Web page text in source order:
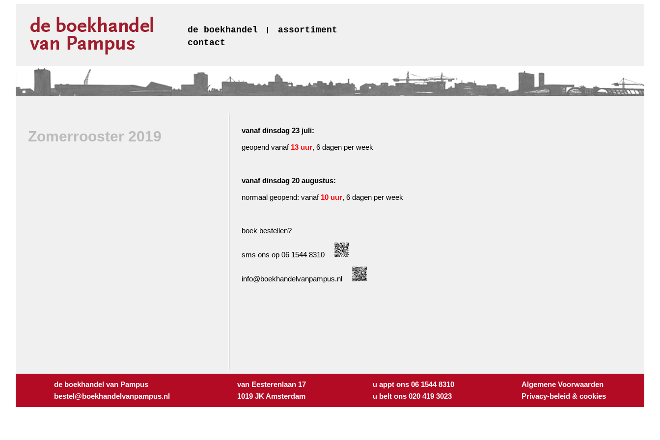
de boekhandel
assortiment
contact
contact
nieuwsbrief
Zomerrooster 2019
vanaf dinsdag 23 juli:
geopend vanaf13 uur, 6 dagen per week
vanaf dinsdag 20 augustus:
normaal geopend: vanaf 10 uur, 6 dagen per week
boek bestellen?
sms ons op 06 1544 8310
info@boekhandelvanpampus.nl
de boekhandel van Pampus
bestel@boekhandelvanpampus.nl
van Eesterenlaan 17
1019 JK Amsterdam
u appt ons 06 1544 8310
u belt ons 020 419 3023
Algemene Voorwaarden
Privacy-beleid & cookies